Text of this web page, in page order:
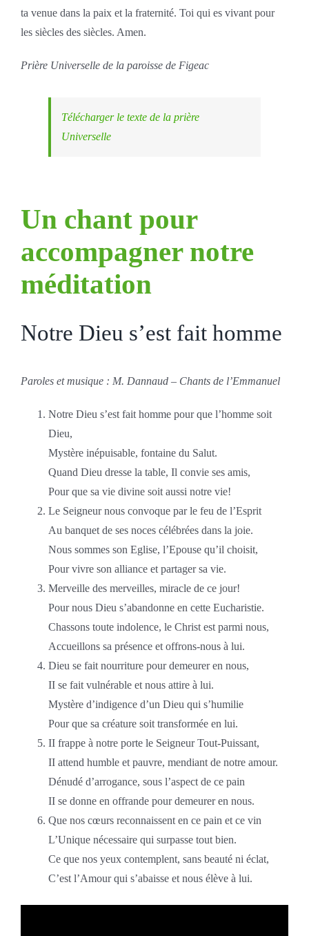
ta venue dans la paix et la fraternité. Toi qui es vivant pour
les siècles des siècles. Amen.
Prière Universelle de la paroisse de Figeac
Télécharger le texte de la prière
Universelle
Un chant pour
accompagner notre
méditation
Notre Dieu s’est fait homme
Paroles et musique : M. Dannaud – Chants de l’Emmanuel
Notre Dieu s’est fait homme pour que l’homme soit
Dieu,
Mystère inépuisable, fontaine du Salut.
Quand Dieu dresse la table, Il convie ses amis,
Pour que sa vie divine soit aussi notre vie!
Le Seigneur nous convoque par le feu de l’Esprit
Au banquet de ses noces célébrées dans la joie.
Nous sommes son Eglise, l’Epouse qu’il choisit,
Pour vivre son alliance et partager sa vie.
Merveille des merveilles, miracle de ce jour!
Pour nous Dieu s’abandonne en cette Eucharistie.
Chassons toute indolence, le Christ est parmi nous,
Accueillons sa présence et offrons-nous à lui.
Dieu se fait nourriture pour demeurer en nous,
II se fait vulnérable et nous attire à lui.
Mystère d’indigence d’un Dieu qui s’humilie
Pour que sa créature soit transformée en lui.
II frappe à notre porte le Seigneur Tout-Puissant,
II attend humble et pauvre, mendiant de notre amour.
Dénudé d’arrogance, sous l’aspect de ce pain
II se donne en offrande pour demeurer en nous.
Que nos cœurs reconnaissent en ce pain et ce vin
L’Unique nécessaire qui surpasse tout bien.
Ce que nos yeux contemplent, sans beauté ni éclat,
C’est l’Amour qui s’abaisse et nous élève à lui.